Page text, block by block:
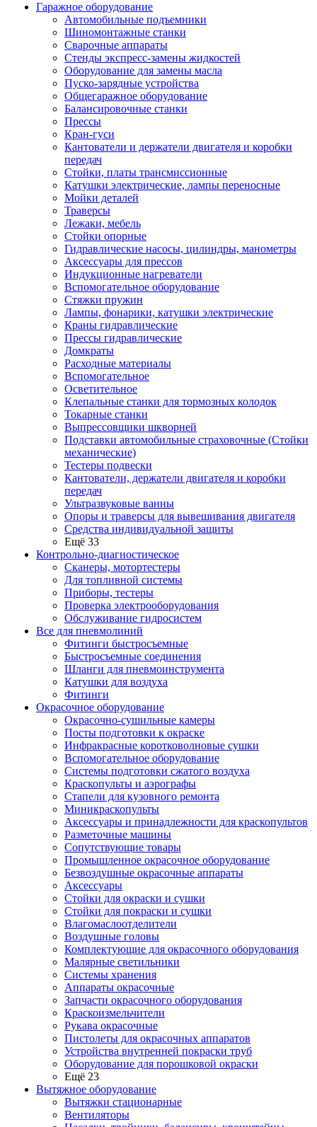
Гаражное оборудование
Автомобильные подъемники
Шиномонтажные станки
Сварочные аппараты
Стенды экспресс-замены жидкостей
Оборудование для замены масла
Пуско-зарядные устройства
Общегаражное оборудование
Балансировочные станки
Прессы
Кран-гуси
Кантователи и держатели двигателя и коробки
передач
Стойки, платы трансмиссионные
Катушки электрические, лампы переносные
Мойки деталей
Траверсы
Лежаки, мебель
Стойки опорные
Гидравлические насосы, цилиндры, манометры
Аксессуары для прессов
Индукционные нагреватели
Вспомогательное оборудование
Стяжки пружин
Лампы, фонарики, катушки электрические
Краны гидравлические
Прессы гидравлические
Домкраты
Расходные материалы
Вспомогательное
Осветительное
Клепальные станки для тормозных колодок
Токарные станки
Выпрессовщики шкворней
Подставки автомобильные страховочные (Стойки
механические)
Тестеры подвески
Кантователи, держатели двигателя и коробки
передач
Ультразвуковые ванны
Опоры и траверсы для вывешивания двигателя
Средства индивидуальной защиты
Ещё 33
Контрольно-диагностическое
Сканеры, мотортестеры
Для топливной системы
Приборы, тестеры
Проверка электрооборудования
Обслуживание гидросистем
Все для пневмолиний
Фитинги быстросъемные
Быстросъемные соединения
Шланги для пневмоинструмента
Катушки для воздуха
Фитинги
Окрасочное оборудование
Окрасочно-сушильные камеры
Посты подготовки к окраске
Инфракрасные коротковолновые сушки
Вспомогательное оборудование
Системы подготовки сжатого воздуха
Краскопульты и аэрографы
Стапели для кузовного ремонта
Миникраскопульты
Аксессуары и принадлежности для краскопультов
Разметочные машины
Сопутствующие товары
Промышленное окрасочное оборудование
Безвоздушные окрасочные аппараты
Аксессуары
Стойки для окраски и сушки
Стойки для покраски и сушки
Влагомаслоотделители
Воздушные головы
Комплектующие для окрасочного оборудования
Малярные светильники
Системы хранения
Аппараты окрасочные
Запчасти окрасочного оборудования
Краскоизмельчители
Рукава окрасочные
Пистолеты для окрасочных аппаратов
Устройства внутренней покраски труб
Оборудование для порошковой окраски
Ещё 23
Вытяжное оборудование
Вытяжки стационарные
Вентиляторы